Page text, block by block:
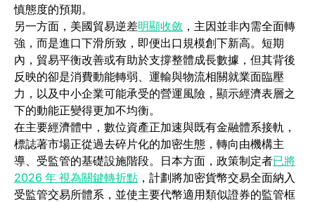
慎態度的預期。
另一方面，美國貿易逆差明顯收斂 (opens in a new tab)
，主因並非內需全面轉
強，而是進口下滑所致，即便出口規模創下新高。短期
內，貿易平衡改善或有助於支撐整體成長數據，但其背後
反映的卻是消費動能轉弱、運輸與物流相關就業面臨壓
力，以及中小企業可能承受的營運風險，顯示經濟表層之
下的動能正變得更加不均衡。
在主要經濟體中，數位資產正加速與既有金融體系接軌，
標誌著市場正從過去碎片化的加密生態，轉向由機構主
導、受監管的基礎設施階段。日本方面，政策制定者已將
2026 年 視為關鍵轉折點(opens in a new tab)
，計劃將加密貨幣交易全面納入
受監管交易所體系，並使主要代幣適用類似證券的監管框